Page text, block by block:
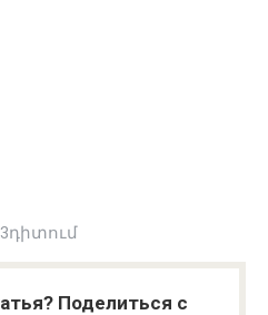
Поделиться с